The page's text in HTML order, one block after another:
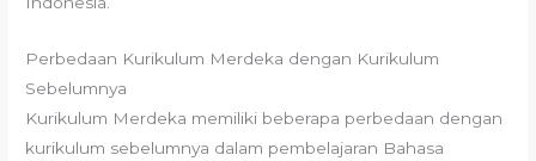
Perbedaan Kurikulum Merdeka dengan Kurikulum
Sebelumnya
Kurikulum Merdeka memiliki beberapa perbedaan dengan
kurikulum sebelumnya dalam pembelajaran Bahasa